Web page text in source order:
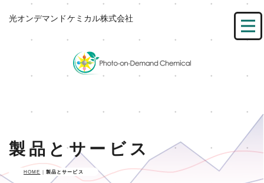
光オンデマンドケミカル株式会社
製品とサービス
HOME | 製品とサービス